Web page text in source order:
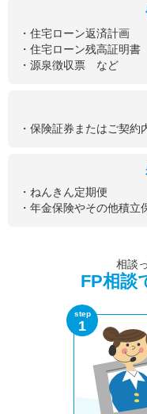
・住宅ローン返済計画
・住宅ローン残高証明書
・源泉徴収票 など
・保険証券またはご契約
・ねんきん定期便
・年金保険やその他積
相談
FP相談
step
1